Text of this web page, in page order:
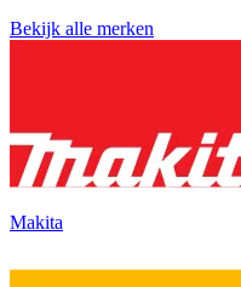
Bekijk alle merken
Makita